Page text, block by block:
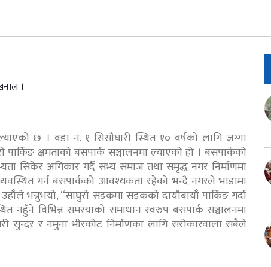
।
छ । वडा नं. १ सिसौघारी स्थित १० वर्षको लागि जग्गा
क्षमताको बसपार्क सञ्चालनमा ल्याएको हो । बसपार्कको
सिकेर अंगिकार गर्दै सभ्य समाज तथा समृद्ध नगर निर्माणमा
गर्न बसपार्कको आवश्यकता रहेको भन्दै नगरले भाडामा
भन्नुभयो, “साघुरो सडकमा सडकको दायाँबायाँ पार्किङ गर्दा
नहुँने विभिन्न समस्याको समाधान स्वरुप बसपार्क सञ्चालनमा
र नमुना भीरकोट निर्माणका लागि सरोकारवाला सबैले